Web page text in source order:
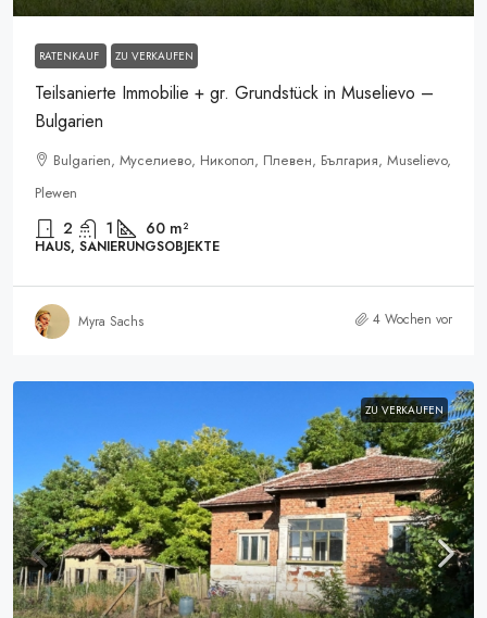
RATENKAUF ZU VERKAUFEN
Teilsanierte Immobilie + gr. Grundstück in Muselievo –
Bulgarien
Bulgarien, Муселиево, Никопол, Плевен, България, Muselievo,
Plewen
2 1 60 m²
HAUS, SANIERUNGSOBJEKTE
Myra Sachs 4 Wochen vor
ZU VERKAUFEN